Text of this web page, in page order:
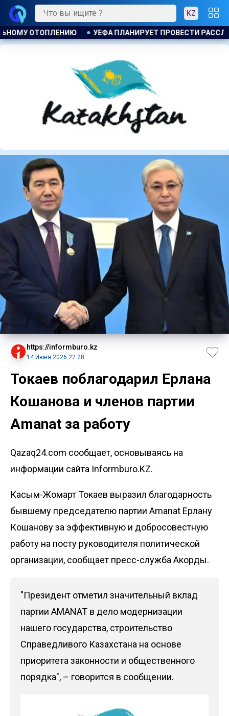
KZ
РАССЛЕДОВАНИЕ ИНИЦИАТИВЫ ФИФА ПО ПРОДАЖЕ
https://informburo.kz
14 Июня 2026 22:28
Токаев поблагодарил Ерлана
Кошанова и членов партии
Amanat за работу
Qazaq24.com сообщает, основываясь на
информации сайта Informburo.KZ.
Касым-Жомарт Токаев выразил благодарность
бывшему председателю партии Amanat Ерлану
Кошанову за эффективную и добросовестную
работу на посту руководителя политической
организации, сообщает пресс-служба Акорды.
"Президент отметил значительный вклад
партии AMANAT в дело модернизации
нашего государства, строительство
Справедливого Казахстана на основе
приоритета законности и общественного
порядка", – говорится в сообщении.